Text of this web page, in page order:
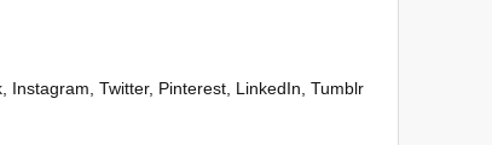
Twitter, Pinterest, LinkedIn, Tumblr